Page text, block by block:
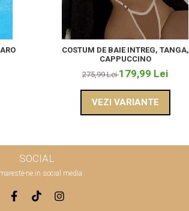
COSTUM DE BAIE INTREG, TANGA,
CAPPUCCINO
275,99 Lei179,99 Lei
VEZI VARIANTE
SOCIAL
ne in social media